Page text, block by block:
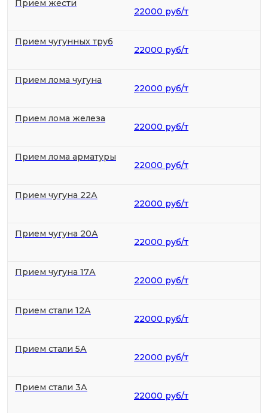
Прием жести
22000 руб/т
Прием чугунных труб
22000 руб/т
Прием лома чугуна
22000 руб/т
Прием лома железа
22000 руб/т
Прием лома арматуры
22000 руб/т
Прием чугуна 22А
22000 руб/т
Прием чугуна 20А
22000 руб/т
Прием чугуна 17А
22000 руб/т
Прием стали 12А
22000 руб/т
Прием стали 5А
22000 руб/т
Прием стали 3А
22000 руб/т